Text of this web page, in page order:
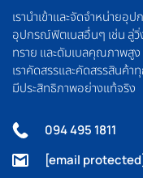
เรานำเข้าและจัดจำหน่าย
อุปกรณ์ฟิตเนสอื่นๆ เช่น ลู่วิ่
ทราย และดัมเบลคุณภาพสูง
เราคัดสรรและคัดสรรสินค้
มีประสิทธิภาพอย่างแท้จริง
094 495 1811
[email protected]